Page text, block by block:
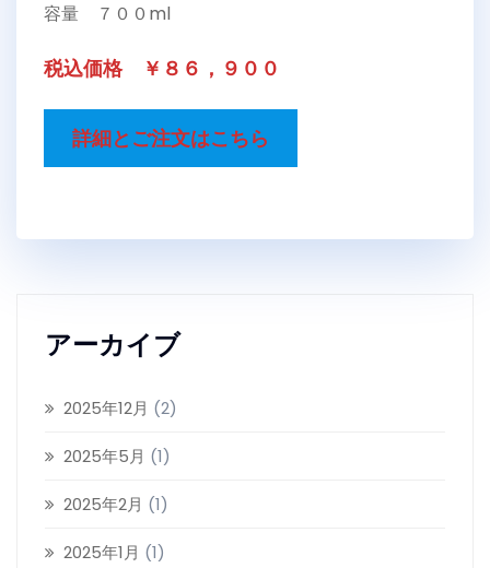
容量 ７００ml
税込価格 ￥８６，９００
詳細とご注文はこちら
アーカイブ
2025年12月 (2)
2025年5月 (1)
2025年2月 (1)
2025年1月 (1)